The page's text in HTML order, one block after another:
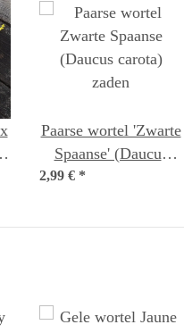
Paarse wortel 'Zwarte
Spaanse' (Daucus
carota) zaden
2,99 € *